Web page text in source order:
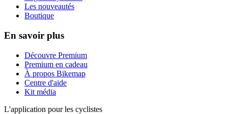
Les nouveautés
Boutique
En savoir plus
Découvre Premium
Premium en cadeau
À propos Bikemap
Centre d'aide
Kit média
L'application pour les cyclistes